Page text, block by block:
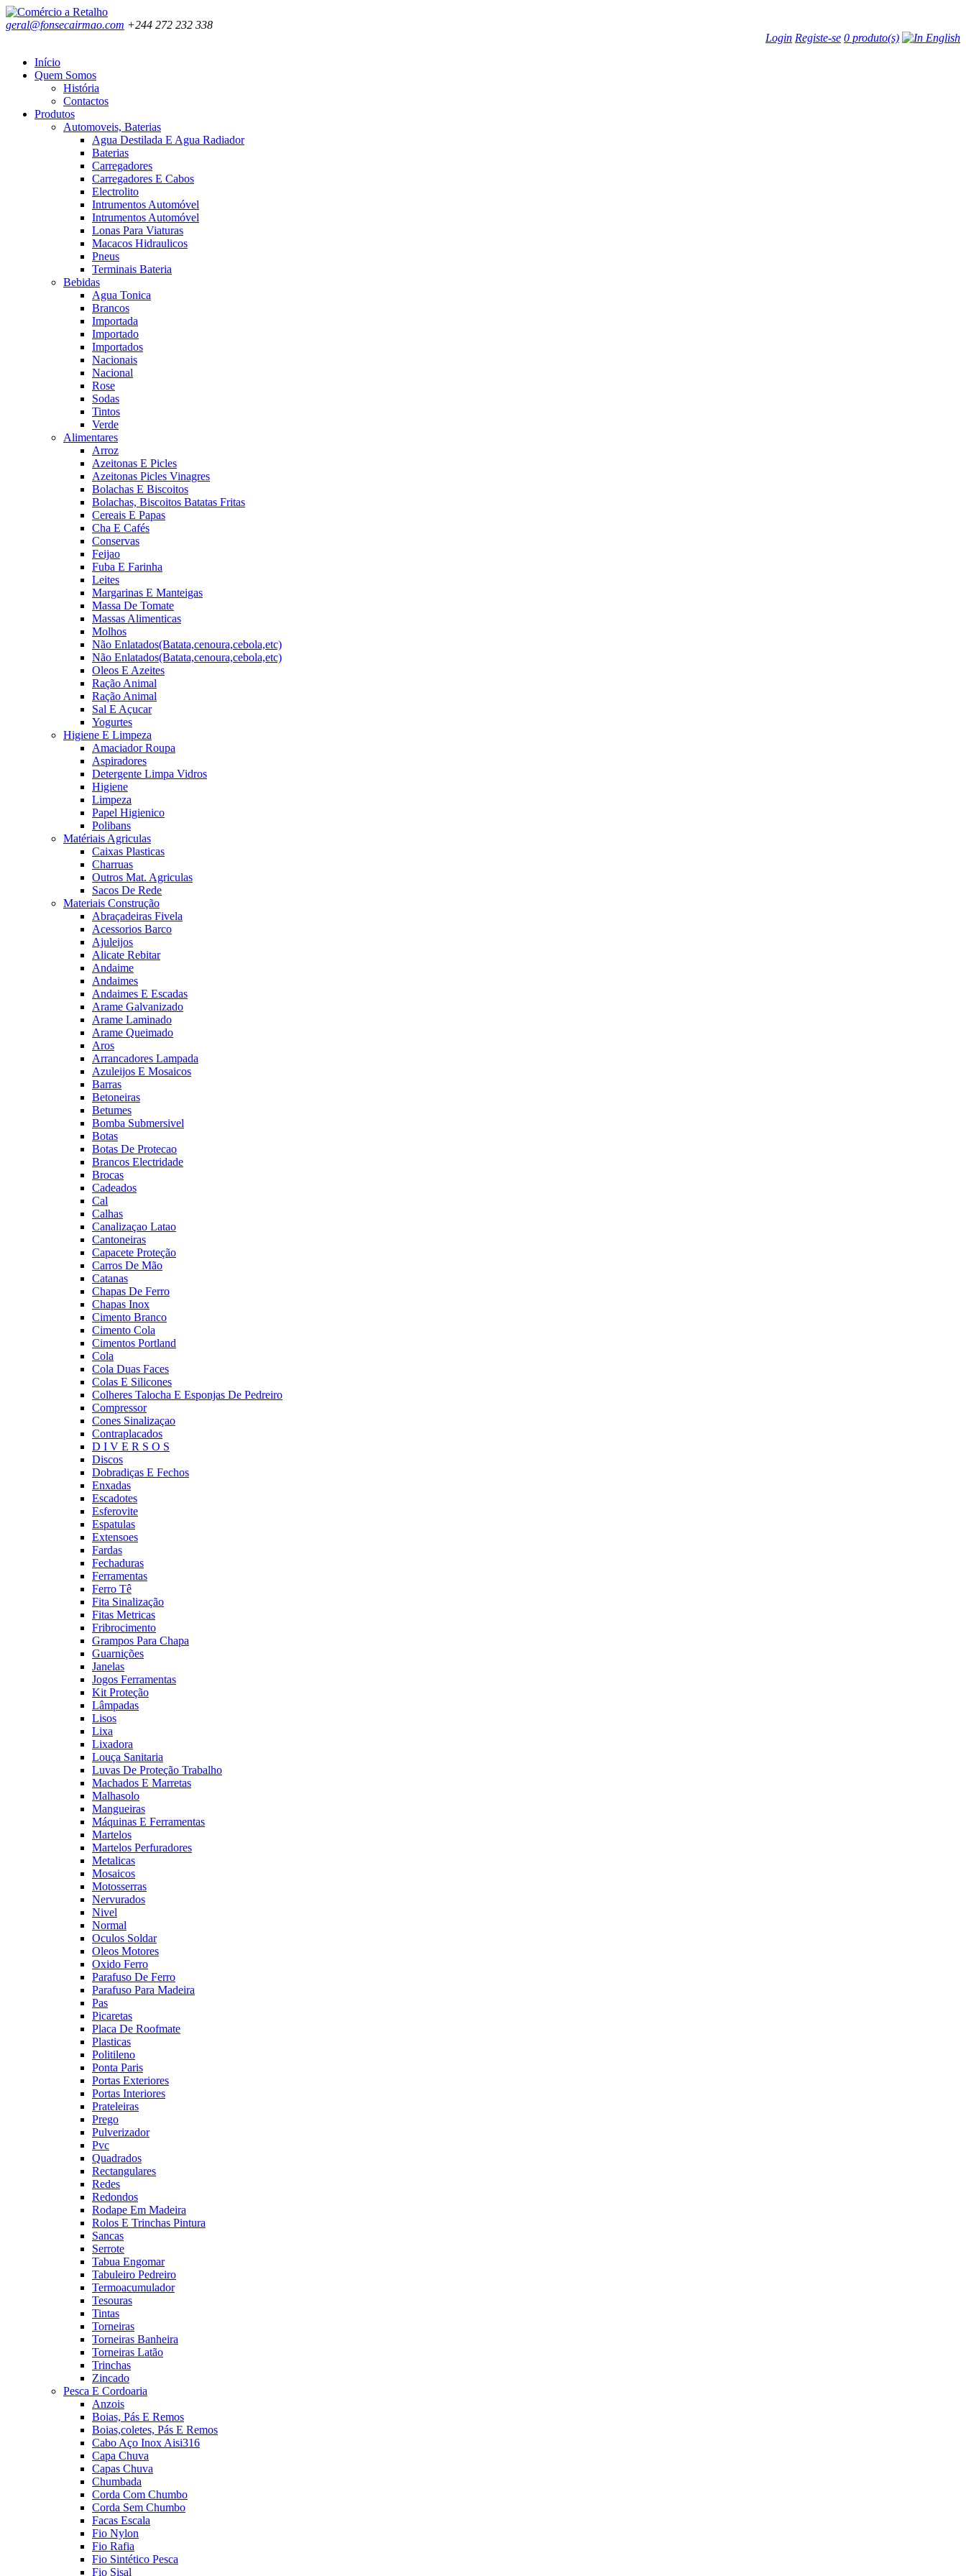
geral@fonsecairmao.com +244 272 232 338
Login Registe-se 0 produto(s)
Início
Quem Somos
História
Contactos
Produtos
Automoveis, Baterias
Agua Destilada E Agua Radiador
Baterias
Carregadores
Carregadores E Cabos
Electrolito
Intrumentos Automóvel
Intrumentos Automóvel
Lonas Para Viaturas
Macacos Hidraulicos
Pneus
Terminais Bateria
Bebidas
Agua Tonica
Brancos
Importada
Importado
Importados
Nacionais
Nacional
Rose
Sodas
Tintos
Verde
Alimentares
Arroz
Azeitonas E Picles
Azeitonas Picles Vinagres
Bolachas E Biscoitos
Bolachas, Biscoitos Batatas Fritas
Cereais E Papas
Cha E Cafés
Conservas
Feijao
Fuba E Farinha
Leites
Margarinas E Manteigas
Massa De Tomate
Massas Alimenticas
Molhos
Não Enlatados(Batata,cenoura,cebola,etc)
Não Enlatados(Batata,cenoura,cebola,etc)
Oleos E Azeites
Ração Animal
Ração Animal
Sal E Açucar
Yogurtes
Higiene E Limpeza
Amaciador Roupa
Aspiradores
Detergente Limpa Vidros
Higiene
Limpeza
Papel Higienico
Polibans
Matériais Agriculas
Caixas Plasticas
Charruas
Outros Mat. Agriculas
Sacos De Rede
Materiais Construção
Abraçadeiras Fivela
Acessorios Barco
Ajuleijos
Alicate Rebitar
Andaime
Andaimes
Andaimes E Escadas
Arame Galvanizado
Arame Laminado
Arame Queimado
Aros
Arrancadores Lampada
Azuleijos E Mosaicos
Barras
Betoneiras
Betumes
Bomba Submersivel
Botas
Botas De Protecao
Brancos Electridade
Brocas
Cadeados
Cal
Calhas
Canalizaçao Latao
Cantoneiras
Capacete Proteção
Carros De Mão
Catanas
Chapas De Ferro
Chapas Inox
Cimento Branco
Cimento Cola
Cimentos Portland
Cola
Cola Duas Faces
Colas E Silicones
Colheres Talocha E Esponjas De Pedreiro
Compressor
Cones Sinalizaçao
Contraplacados
D I V E R S O S
Discos
Dobradiças E Fechos
Enxadas
Escadotes
Esferovite
Espatulas
Extensoes
Fardas
Fechaduras
Ferramentas
Ferro Tê
Fita Sinalização
Fitas Metricas
Fribrocimento
Grampos Para Chapa
Guarnições
Janelas
Jogos Ferramentas
Kit Proteção
Lâmpadas
Lisos
Lixa
Lixadora
Louça Sanitaria
Luvas De Proteção Trabalho
Machados E Marretas
Malhasolo
Mangueiras
Máquinas E Ferramentas
Martelos
Martelos Perfuradores
Metalicas
Mosaicos
Motosserras
Nervurados
Nivel
Normal
Oculos Soldar
Oleos Motores
Oxido Ferro
Parafuso De Ferro
Parafuso Para Madeira
Pas
Picaretas
Placa De Roofmate
Plasticas
Politileno
Ponta Paris
Portas Exteriores
Portas Interiores
Prateleiras
Prego
Pulverizador
Pvc
Quadrados
Rectangulares
Redes
Redondos
Rodape Em Madeira
Rolos E Trinchas Pintura
Sancas
Serrote
Tabua Engomar
Tabuleiro Pedreiro
Termoacumulador
Tesouras
Tintas
Torneiras
Torneiras Banheira
Torneiras Latão
Trinchas
Zincado
Pesca E Cordoaria
Anzois
Boias, Pás E Remos
Boias,coletes, Pás E Remos
Cabo Aço Inox Aisi316
Capa Chuva
Capas Chuva
Chumbada
Corda Com Chumbo
Corda Sem Chumbo
Facas Escala
Fio Nylon
Fio Rafia
Fio Sintético Pesca
Fio Sisal